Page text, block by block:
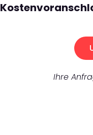
Ihre